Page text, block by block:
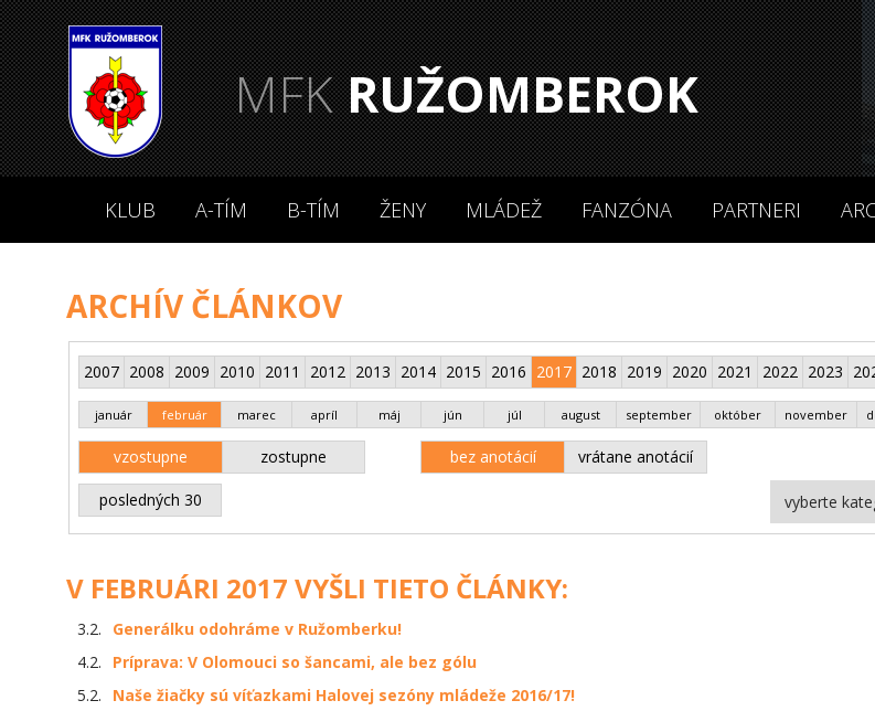
MFKRUŽOMBEROK
KLUB A-TÍM B-TÍM ŽENY MLÁDEŽ FANZÓNA PARTNERI
ARCHÍV ČLÁNKOV
2007 2008 2009 2010 2011 2012 2013 2014 2015 2016 2017 2018 2019 2020 2021 2022 2023
január február marec apríl máj jún júl august september október november
vzostupne zostupne bez anotácií vrátane anotácií
posledných 30
V FEBRUÁRI 2017 VYŠLI TIETO ČLÁNKY:
3.2.
Generálku odohráme v Ružomberku!
4.2.
Príprava: V Olomouci so šancami, ale bez gólu
5.2.
Naše žiačky sú víťazkami Halovej sezóny mládeže 2016/17!